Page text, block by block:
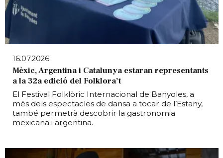
16.07.2026
Mèxic, Argentina i Catalunya estaran representants
a la 32a edició del Folklora’t
El Festival Folklòric Internacional de Banyoles, a
més dels espectacles de dansa a tocar de l’Estany,
també permetrà descobrir la gastronomia
mexicana i argentina.